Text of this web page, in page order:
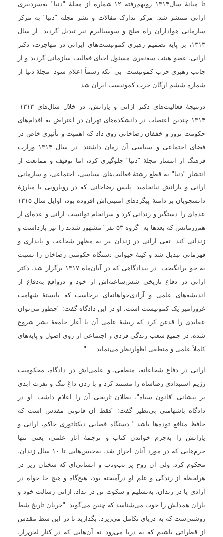
تا میانهٔ سال۱۳۱۴رویهم‌رفته۱۲ شماره از مجلۀ "دنیا" به‌سردبیری
ارانی منتشر شد. مرکز تدارک مقالات و نشر مجله"دنیا" به مرکز
سازمانی هواداران راه صلح و سوسیالیزم نیز تبدیل گردید. از سال
۱۳۱۳، بر پایه تصمیم رهبری کمونیست‌های ایرانی در مهاجرت، دکتر
ارانی، عضو هیئت سه‌نفری مسئول احیای فعالیت سازمانی گردید و از
جانب رهبری حزب کمونیست- بی آنکه رسماً اعلام شود- مجلۀ دنیا از
شماره ششم ارگان حزب کمونیست ایران شد .
درنتیجۀ فعالیت‌های دکتر ارانی و یارانش، در خلال سال‌های
۱۳۱۳-
۱۳۱۴چندین اعتصاب در دانشکده‌های تهران در اعتراض به اقدام‌های
حکومت ترور و خفقان رضاخانی روی داد که اهمیت و تأثیری خاص در
فضای اجتماعی و سیاسی آن زمان داشتند. در سال۱۳۱۴وزارت
فرهنگ از انتشار مجلۀ "دنیا" جلوگیری کرد، اما توقیف و ممانعت از
انتشار "دنیا" به قطع رشتۀ فعالیت‌های سیاسی، اجتماعی، و سازمانی
ارانی و یارانش نیانجامید. پلیس رضاخانی که در رویارویی با مبارزۀ
دانشجویان بر دامنهٔ پیگردهای امنیتی‌اش افزوده بود، اوایل سال۱۳۱۵
عده‌ای را دستگیر و زندانی کرد و سرانجام توانست ارانی و عده‌ای از
هم‌رزمانش که بعدها به "گروه ۵۳نفر" مشهور شدند را نیز بازداشت و
زندانی کند. تقی ارانی در زندان نیز به مظهر شجاعت و پایداری و
قهرمانی تبدیل شد و کینۀ حیوانی دستگاه حکومتی رضاخان را نسبت
به خو برانگیخت. در بیدادگاهی که در آبان‌ماه۱۳۱۷برگزار شد، دکتر
ارانی در دفاع تاریخی‌ شش‌ساعته‌اش از خود و درواقع به‌‌دفاع از
اندیشه‌های علمی و آزادی‌خواهانه‌ای برخاست که بایستهٔ شهامت
غرورآمیز یک کمونیست است. او در این دادگاه گفت: "چطور می‌توان
عقایدی را قدغن کرد که ریشۀ علمی آن با آغاز جامعۀ بشر شروع
شده، در جمیع شعب زندگی فردی و اجتماعی از روی اصول و پایه‌های
کاملاً علمی و منطقی اظهارنظر می‌نماید. ..."
ارانی در دفاع شجاعانه، منطقی، و علمی‌اش در دادگاه، محکومیت
رژیم استبدادی رضاشاه را مستند کرد و با زدن داغ ننگ و نفرت ابدی
بر پیشانی "قانون سیاه"، بطلان تاریخی آن را اعلام داشت. او در
دادگاه باشهامتی بی‌نظیر گفت: "فقط آن قانونی مقدس است که
حافظ منافع توده‌ها باشد." دستگاه قضایی دیکتاتوری حاکم، ارانی و
یارانش را به‌جرم خواندن کتاب و ترجمۀ آثار علمی، یعنی تنها
جرم‌هایی که در مورد آنان احراز شد، به‌حبس‌هایی تا ۱۰سال زندان،
محکوم کرد. ولی آن روح پر تب‌وتاب و انسانی‌ای که سخنان زیر در
هرلحظه از زندگی و علم او درآمیخته بود، هیچ‌گاه و هیچ جا خواه در
آزادی یا در زندان، به‌تسلیم و سکوت تن در نداد. ارانی رسالت خود و
یاران همدلش را خوب می‌شناسد که چنین می‌گوید: "جریان تاریخ شط
روشنی‌ست که به دریای تکامل می‌ریزد. بگذارید تا در این شط مقدس
از قطراتی باشیم که به دریا می‌رود نه آن‌هایی که در کنار لجن‌زار،